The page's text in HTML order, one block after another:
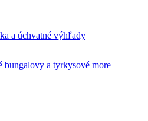
a úchvatné výhľady
a tyrkysové more